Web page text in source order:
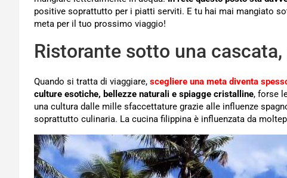
positive soprattutto per i piatti serviti. E tu hai mai mangiato
meta per il tuo prossimo viaggio!
Ristorante sotto una
Quando si tratta di viaggiare, scegliere una meta diventa
culture esotiche, bellezze naturali e spiagge cristalline, forse
una cultura dalle mille sfaccettature grazie alle influenze
soprattutto culinaria. La cucina filippina è influenzata da